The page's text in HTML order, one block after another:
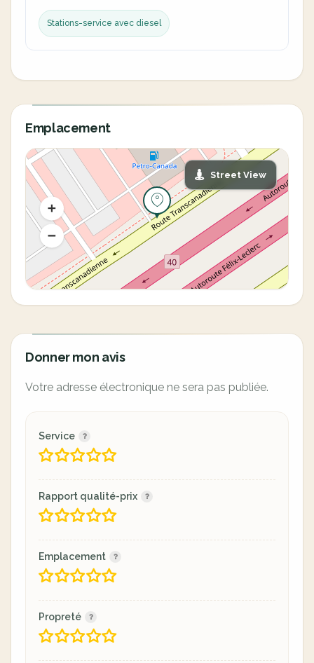
Stations-service avec diesel
Emplacement
Street View
Donner mon avis
Votre adresse électronique ne sera pas publiée.
Service
Rapport qualité-prix
Emplacement
Propreté